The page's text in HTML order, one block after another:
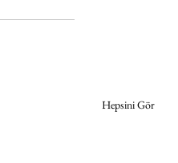
Hepsini Gör